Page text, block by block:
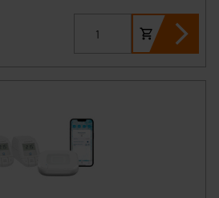
des Widerrufs bleibt hiervon
Einstellungen können dazu
nicht längerfristig
personenbezogene
Einwilligung zur Einbindung von
umfasst daher ggf. auch